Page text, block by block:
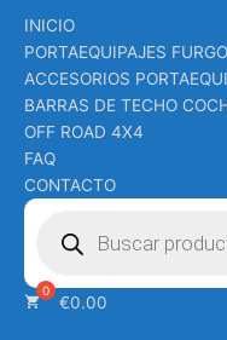
INICIO
PORTAEQUIPAJES
ACCESORIOS
BARRAS DE TECHO
OFF ROAD 4X4
FAQ
CONTACTO
Búsqueda
productos
€0.00